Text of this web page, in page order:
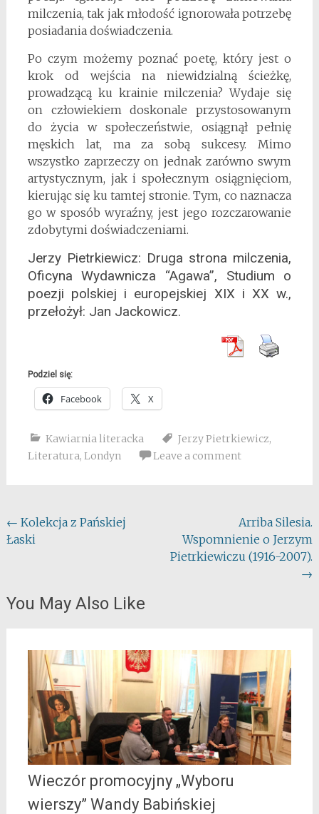
milczenia, tak jak młodość ignorowała potrzebę
posiadania doświadczenia.
Po czym możemy poznać poetę, który jest o
krok od wejścia na niewidzialną ścieżkę,
prowadzącą ku krainie milczenia? Wydaje się
on człowiekiem doskonale przystosowanym
do życia w społeczeństwie, osiągnął pełnię
męskich lat, ma za sobą sukcesy. Mimo
wszystko zaprzeczy on jednak zarówno swym
artystycznym, jak i społecznym osiągnięciom,
kierując się ku tamtej stronie. Tym, co naznacza
go w sposób wyraźny, jest jego rozczarowanie
zdobytymi doświadczeniami.
Jerzy Pietrkiewicz: Druga strona milczenia,
Oficyna Wydawnicza “Agawa”, Studium o
poezji polskiej i europejskiej XIX i XX w.,
przełożył: Jan Jackowicz.
Podziel się:
Facebook X
Kawiarnia literacka Jerzy Pietrkiewicz,
Literatura, Londyn Leave a comment
Post
navigation
← Kolekcja z Pańskiej
Łaski
Arriba Silesia.
Wspomnienie o Jerzym
Pietrkiewiczu (1916-2007).
→
You May Also Like
Wieczór promocyjny „Wyboru
wierszy” Wandy Babińskiej